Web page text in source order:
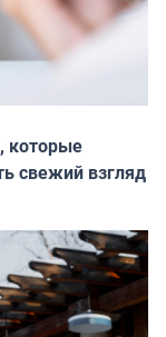
которые
свежий взгляд